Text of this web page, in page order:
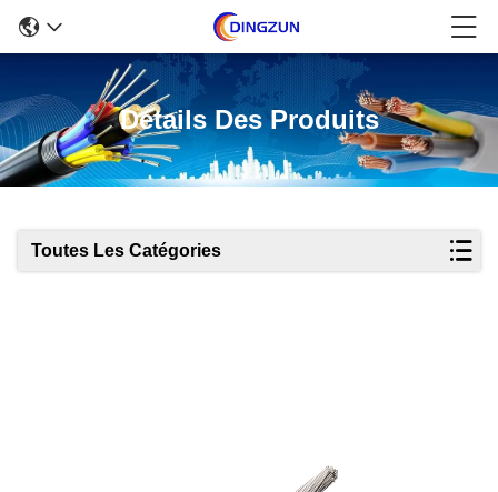
Détails Des Produits
Toutes Les Catégories